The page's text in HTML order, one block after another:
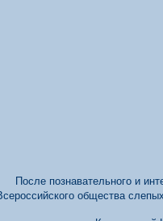
После познавательного и
общества